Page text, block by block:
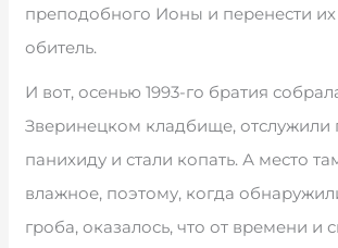
преподобного Ионы и перенести
обитель.
И вот, осенью 1993-го братия
Зверинецком кладбище, отслужили
панихиду и стали копать. А место
влажное, поэтому, когда
гроба, оказалось, что от времени и